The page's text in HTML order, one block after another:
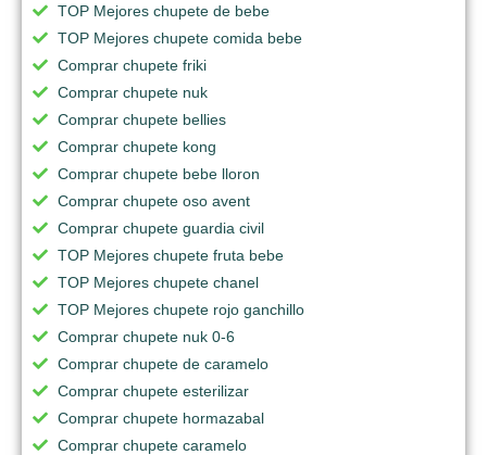
TOP Mejores chupete de bebe
TOP Mejores chupete comida bebe
Comprar chupete friki
Comprar chupete nuk
Comprar chupete bellies
Comprar chupete kong
Comprar chupete bebe lloron
Comprar chupete oso avent
Comprar chupete guardia civil
TOP Mejores chupete fruta bebe
TOP Mejores chupete chanel
TOP Mejores chupete rojo ganchillo
Comprar chupete nuk 0-6
Comprar chupete de caramelo
Comprar chupete esterilizar
Comprar chupete hormazabal
Comprar chupete caramelo